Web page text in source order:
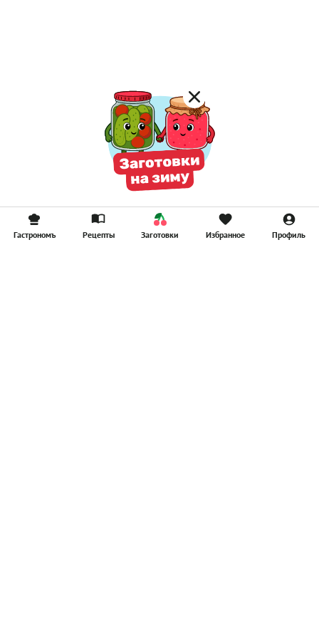
Гастрономъ Рецепты Заготовки Избранное Профиль